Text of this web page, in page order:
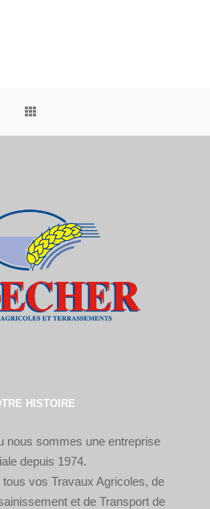
HISTOIRE
nous sommes une entreprise
depuis 1974.
vos Travaux Agricoles, de
et de Transport de